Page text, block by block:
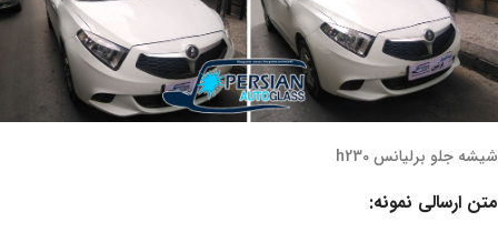
شیشه جلو برلیانس h230
متن ارسالی نمونه: